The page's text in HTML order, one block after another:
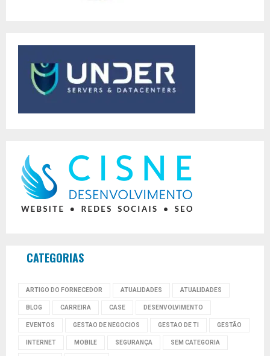
CATEGORIAS
ARTIGO DO FORNECEDOR ATUALIDADES ATUALIDADES
BLOG CARREIRA CASE DESENVOLVIMENTO
EVENTOS GESTAO DE NEGOCIOS GESTAO DE TI GESTÃO
INTERNET MOBILE SEGURANÇA SEM CATEGORIA